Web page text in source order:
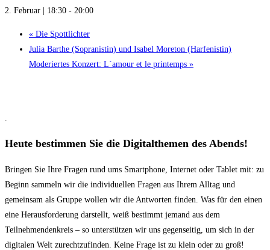
2. Februar | 18:30 - 20:00
« Die Spottlichter
Julia Barthe (Sopranistin) und Isabel Moreton (Harfenistin)
Moderiertes Konzert: L´amour et le printemps »
Heute bestimmen Sie die Digitalthemen des Abends!
Bringen Sie Ihre Fragen rund ums Smartphone, Internet oder Tablet mit: zu
Beginn sammeln wir die individuellen Fragen aus Ihrem Alltag und
gemeinsam als Gruppe wollen wir die Antworten finden. Was für den einen
eine Herausforderung darstellt, weiß bestimmt jemand aus dem
Teilnehmendenkreis – so unterstützen wir uns gegenseitig, um sich in der
digitalen Welt zurechtzufinden. Keine Frage ist zu klein oder zu groß!